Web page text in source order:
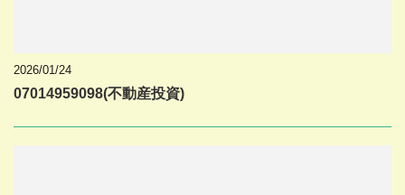
2026/01/24
07014959098(不動産投資)